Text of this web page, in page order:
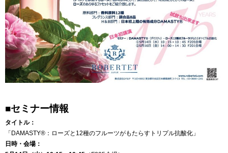
■セミナー情報
タイトル：
「 DAMASTY®： ローズと 12種のフルーツがもたらす トリプル抗酸化」
日時・ 会場：